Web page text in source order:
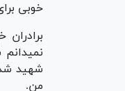
خوبی
شهید
من.